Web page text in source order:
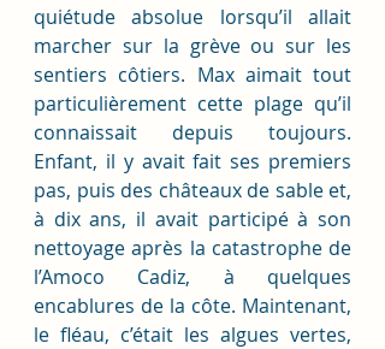
quiétude absolue lorsqu’il allait
marcher sur la grève ou sur les
sentiers côtiers. Max aimait tout
particulièrement cette plage qu’il
connaissait depuis toujours.
Enfant, il y avait fait ses premiers
pas, puis des châteaux de sable et,
à dix ans, il avait participé à son
nettoyage après la catastrophe de
l’Amoco Cadiz, à quelques
encablures de la côte. Maintenant,
le fléau, c’était les algues vertes,